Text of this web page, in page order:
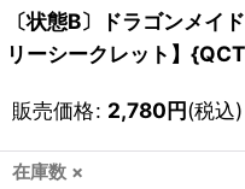
〔状態B〕ドラゴンメイ
リーシークレット】
販売価格: 2,780円(税込)
在庫数 ×